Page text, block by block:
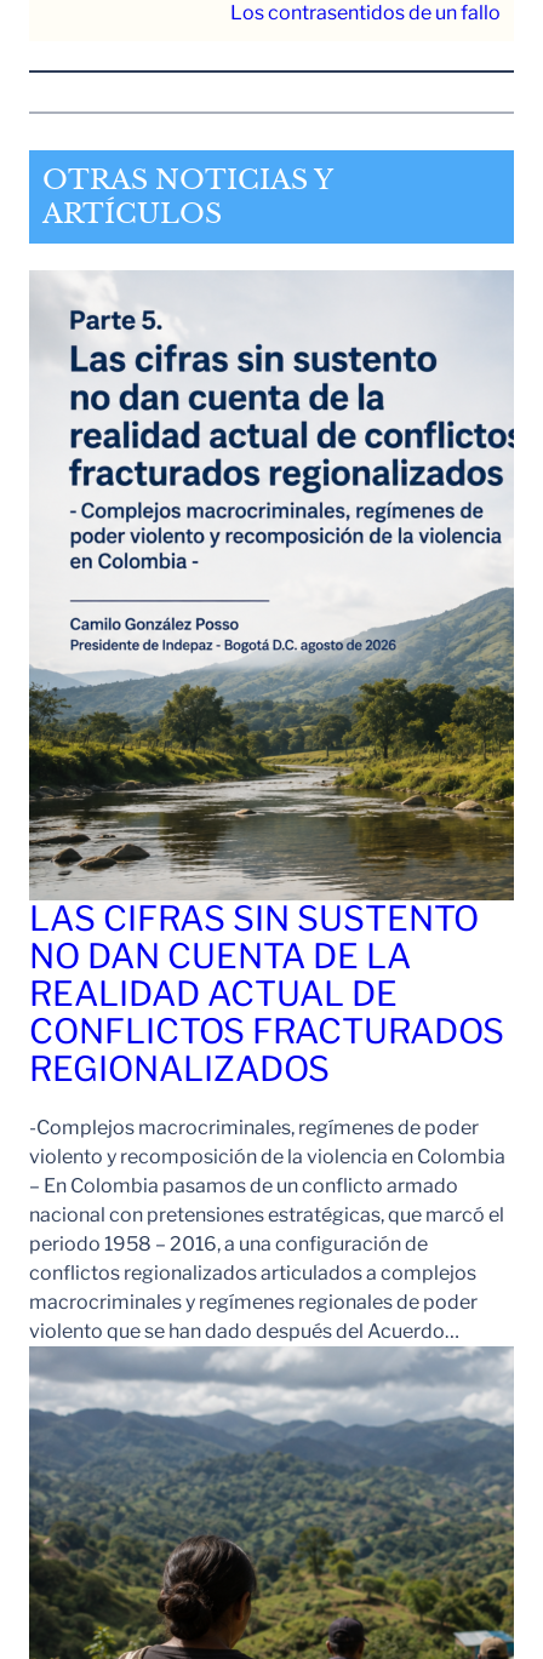
Los contrasentidos de un fallo
OTRAS NOTICIAS Y
ARTÍCULOS
LAS CIFRAS SIN SUSTENTO
NO DAN CUENTA DE LA
REALIDAD ACTUAL DE
CONFLICTOS FRACTURADOS
REGIONALIZADOS
-Complejos macrocriminales, regímenes de poder
violento y recomposición de la violencia en Colombia
– En Colombia pasamos de un conflicto armado
nacional con pretensiones estratégicas, que marcó el
periodo 1958 – 2016, a una configuración de
conflictos regionalizados articulados a complejos
macrocriminales y regímenes regionales de poder
violento que se han dado después del Acuerdo…